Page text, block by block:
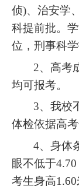
侦)、治安学
科提前批。学
位，刑事科
2、高考
均可报考。
3、我校
体检依据高
4、身体
眼不低于
考生身高